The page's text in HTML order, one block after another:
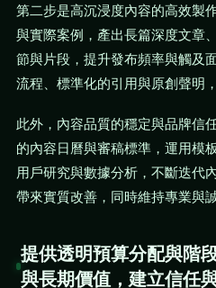
第二步是高沉浸度內容的高效製
與實際案例，產出長篇深度文章
節與片段，提升發布頻率與觸及
流程、標準化的引用與原創聲明
此外，內容品質的穩定與品牌信
的內容日曆與審稿標準，運用模
用戶研究與數據分析，不斷迭代
帶來實質改善，同時維持專業與
提供透明預算分配與階
與長期價值，建立信任